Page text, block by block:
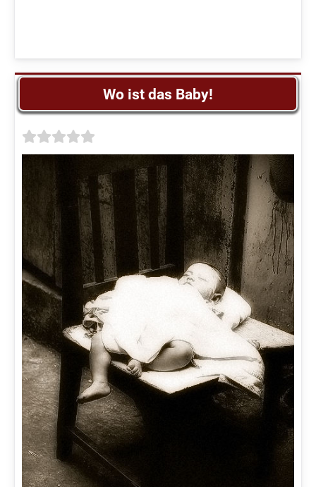
Wo ist das Baby!